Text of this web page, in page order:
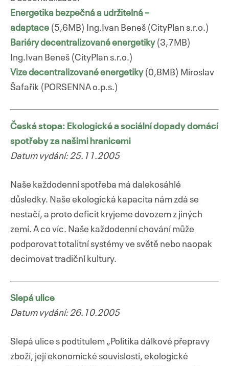
Energetika bezpečná a udržitelná –
adaptace (5,6MB) Ing.Ivan Beneš (CityPlan s.r.o.)
Bariéry decentralizované energetiky(3,7MB)
Ing.Ivan Beneš (CityPlan s.r.o.)
Vize decentralizované energetiky(0,8MB) Miroslav
Šafařík (PORSENNA o.p.s.)
Česká stopa: Ekologické a sociální dopady domácí
spotřeby za našimi hranicemi
Datum vydání: 25.11.2005
Naše každodenní spotřeba má dalekosáhlé
důsledky. Naše ekologická kapacita nám zdá se
nestačí, a proto deficit kryjeme dovozem z jiných
zemí. A co víc. Naše každodenní chování může
podporovat totalitní systémy ve světě nebo naopak
decimovat tradiční kultury.
Slepá ulice
Datum vydání: 26.10.2005
Slepá ulice s podtitulem „Politika dálkové přepravy
zboží, její ekonomické souvislosti, ekologické